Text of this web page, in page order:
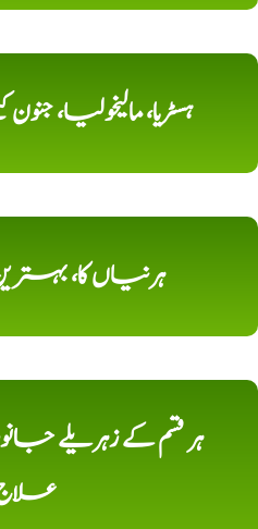
ہسٹریا، مالیخولیا،
ہرنیاں کا،
ہر قسم کے زہریلے